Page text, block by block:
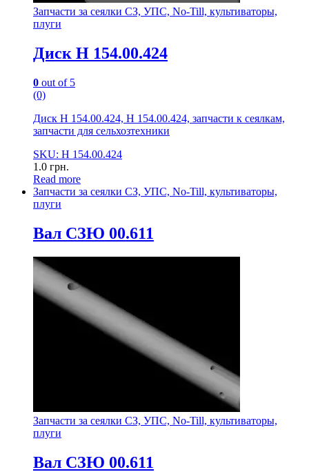
Запчасти за сеялки СЗ, УПС, No-Till, культиваторы,
плуги
Диск Н 154.00.424
0 out of 5
(0)
Диск Н 154.00.424, Н 154.00.424, запчасти к сеялкам,
запчасти для сельхозтехники
SKU: Н 154.00.424
1.0 грн.
Read more
Запчасти за сеялки СЗ, УПС, No-Till, культиваторы,
плуги
Вал СЗЮ 00.611
Запчасти за сеялки СЗ, УПС, No-Till, культиваторы,
плуги
Вал СЗЮ 00.611